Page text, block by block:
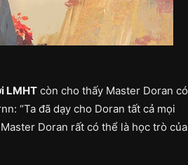
LMHT còn cho thấy Master Doran có
“Ta đã dạy cho Doran tất cả mọi
Doran rất có thể là học trò của